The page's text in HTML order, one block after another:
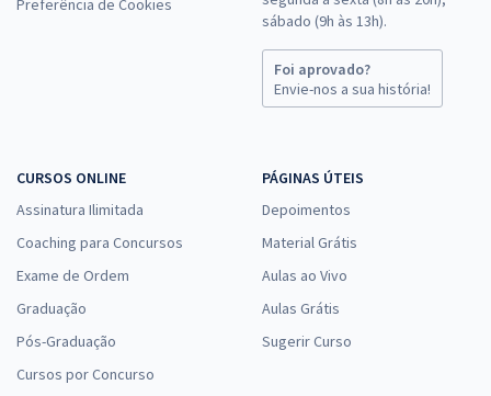
Preferência de Cookies
sábado (9h às 13h).
Foi aprovado?
Envie-nos a sua história!
CURSOS ONLINE
Assinatura Ilimitada
Coaching para Concursos
Exame de Ordem
Graduação
Pós-Graduação
Cursos por Concurso
PÁGINAS ÚTEIS
Depoimentos
Material Grátis
Aulas ao Vivo
Aulas Grátis
Sugerir Curso